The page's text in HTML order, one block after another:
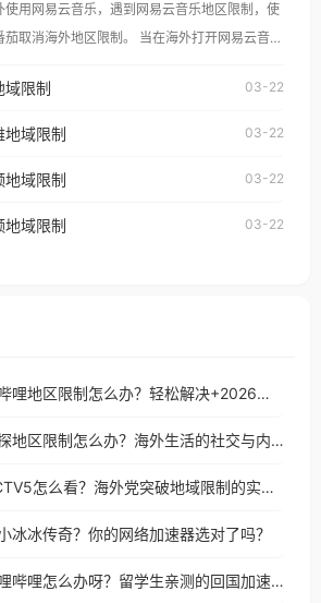
他音乐平台一样，出现地区及版权限制问题，且
国大陆地区播放。 遇到这个问题的朋友们，
、美国、加拿大、澳大利亚、欧洲等国家和地区
制所困扰。
使用网易云音乐，遇到网易云音乐地区限制，使
消海外地区限制。 当在海外打开网易云音
。 海外用户如香港、澳门、台湾、美
，且仅能在中国大陆地区播放。 遇到这个问题
听网易云音乐地区版权限制」的问题，无论人在
域限制 03-22
地域限制 03-22
地域限制 03-22
地域限制 03-22
在法国用哔哩哔哩地区限制怎么办？轻松解决+2026世界杯看球攻略
在新西兰用探探地区限制怎么办？海外生活的社交与内容之困
欧洲杯直播CCTV5怎么看？海外党突破地域限制的实用指南
冰冰传奇？你的网络加速器选对了吗？
国外看不了哔哩哔哩怎么办呀？留学生亲测的回国加速全攻略（含酷我音乐渤海银行解决方法）